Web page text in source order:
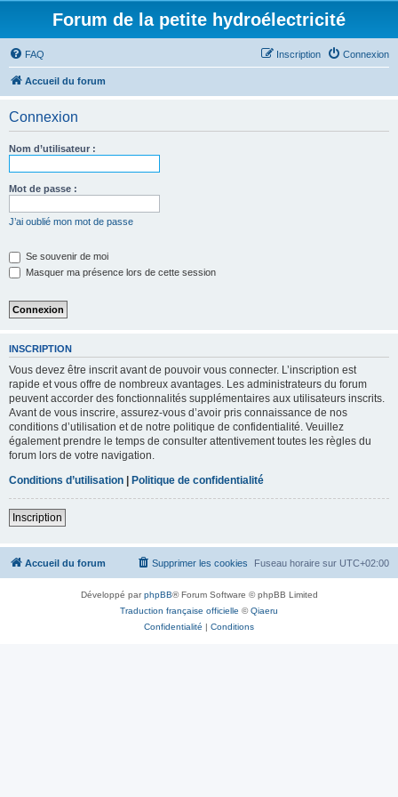
Forum de la petite hydroélectricité
FAQ Connexion
Inscription
Accueil du forum
Connexion
Nom d’utilisateur :
Mot de passe :
J’ai oublié mon mot de passe
Se souvenir de moi
Masquer ma présence lors de cette session
INSCRIPTION
Vous devez être inscrit avant de pouvoir vous connecter. L’inscription est
rapide et vous offre de nombreux avantages. Les administrateurs du forum
peuvent accorder des fonctionnalités supplémentaires aux utilisateurs inscrits.
Avant de vous inscrire, assurez-vous d’avoir pris connaissance de nos
conditions d’utilisation et de notre politique de confidentialité. Veuillez
également prendre le temps de consulter attentivement toutes les règles du
forum lors de votre navigation.
Conditions d’utilisation | Politique de confidentialité
Inscription
Accueil du forum Fuseau horaire sur UTC+02:00
Supprimer les cookies
Développé parphpBB® Forum Software © phpBB Limited
Traduction française officielle ©Qiaeru
Confidentialité | Conditions